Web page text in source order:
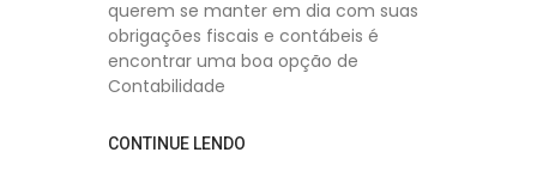
querem se manter em dia com suas
obrigações fiscais e contábeis é
encontrar uma boa opção de
Contabilidade
CONTINUE LENDO